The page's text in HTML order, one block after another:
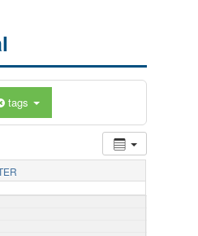
tags